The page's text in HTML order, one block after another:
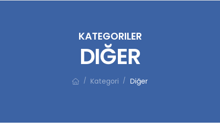
KATEGORILER
DIĞER
/ Kategori / Diğer